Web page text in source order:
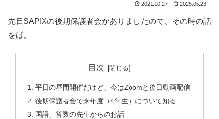
2021.10.27 2025.06.23
先日SAPIXの後期保護者会がありましたので、その時の話
をば。
目次
平日の昼間開催だけど、今はZoomと後日動画配信
後期保護者会で来年度（4年生）について知る
国語、算数の先生からのお話